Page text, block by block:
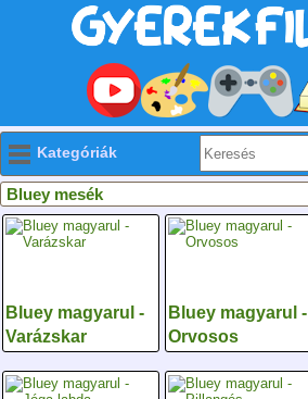
Kategóriák
Bluey mesék
Bluey magyarul -
Varázskar
Bluey magyarul -
Orvosos